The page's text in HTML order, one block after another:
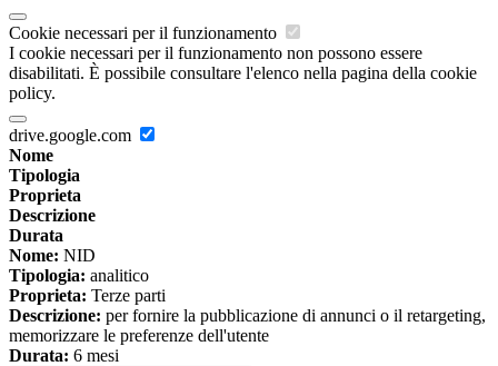
Cookie necessari per il funzionamento
I cookie necessari per il funzionamento non possono essere
disabilitati. È possibile consultare l'elenco nella pagina della cookie
policy.
drive.google.com
Nome
Tipologia
Proprieta
Descrizione
Durata
Nome: NID
Tipologia: analitico
Proprieta: Terze parti
Descrizione: per fornire la pubblicazione di annunci o il retargeting,
memorizzare le preferenze dell'utente
Durata: 6 mesi